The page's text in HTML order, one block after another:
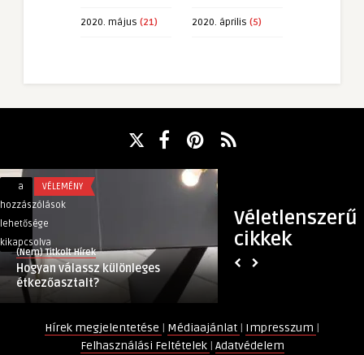
2020. május (21) 2020. április (5)
Véletlenszerű
cikkek
Hogyan
válassz
különleges
étkezőasztalt?
bejegyzéshez
a
hozzászólások
lehetősége
kikapcsolva
VÉLEMÉNY
(Nem) Titkolt Hírek
Hogyan válassz különleges
étkezőasztalt?
bejegyzéshez
lehetősége
kikapcsolva
Hírek megjelentetése | Médiaajánlat | Impresszum |
Felhasználási Feltételek | Adatvédelem